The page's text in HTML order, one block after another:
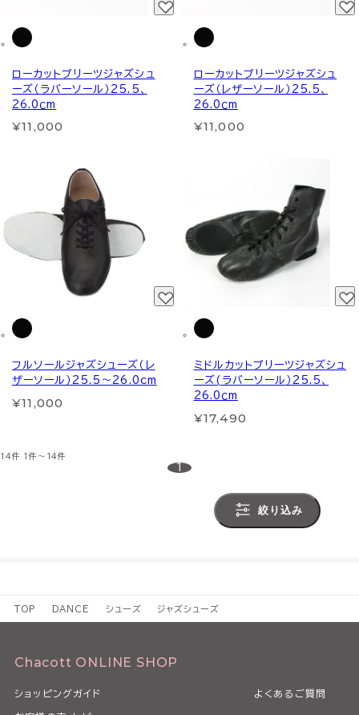
ローカットプリーツジャズシュ
ーズ（ラバーソール）25.5、
26.0ｃm
¥11,000
ローカットプリーツジャズシュ
ーズ（レザーソール）25.5、
26.0ｃm
¥11,000
フルソールジャズシューズ（レ
ザーソール）25.5～26.0cm
¥11,000
ミドルカットプリーツジャズシュ
ーズ(ラバーソール）25.5、
26.0ｃm
¥17,490
14件 1件～14件
1
絞り込み
TOP DANCE シューズ ジャズシューズ
Chacott ONLINE SHOP
ショッピングガイド よくあるご質問